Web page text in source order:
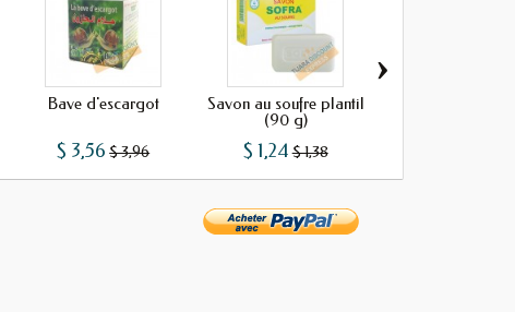
Bave d'escargot
$ 3,56 $ 3,96
Savon au soufre plantil
(90 g)
$ 1,24 $ 1,38
›